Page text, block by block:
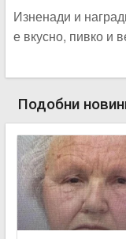
Изненади и
е вкусно, пивко и
Подобни